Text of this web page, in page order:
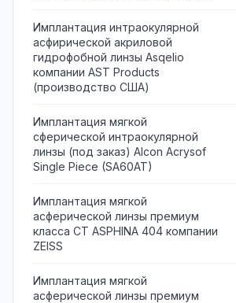
Имплантация интраокулярной
асфирической акриловой
гидрофобной линзы Asqelio
компании AST Products
(производство США)
Имплантация мягкой
сферической интраокулярной
линзы (под заказ) Alcon Acrysof
Single Piece (SA60AT)
Имплантация мягкой
асферической линзы премиум
класса CT ASPHINA 404 компании
ZEISS
Имплантация мягкой
асферической линзы премиум